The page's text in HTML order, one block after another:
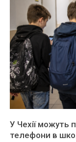
У Чехії можуть
телефони в